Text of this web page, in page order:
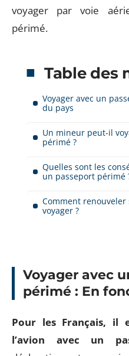
voyager par voie
périmé.
Table des
Voyager avec un
du pays
Un mineur peut-il
périmé ?
Quelles sont les
un passeport périmé
Comment
voyager ?
Voyager avec
périmé : En
Pour les Français, il
l’avion avec un